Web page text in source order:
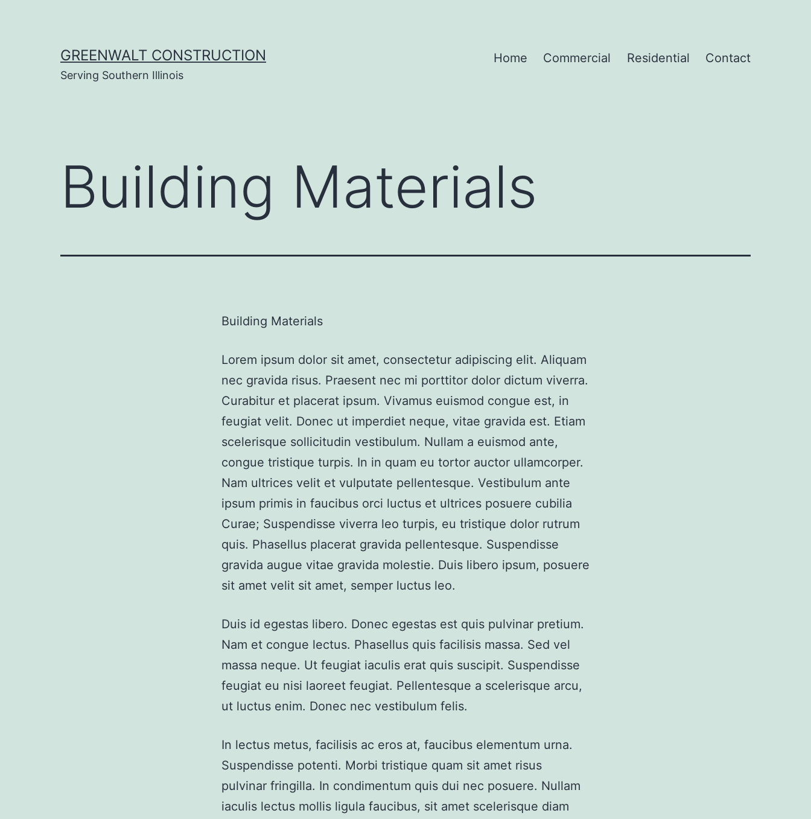
GREENWALT CONSTRUCTION
Serving Southern Illinois
Home Commercial Residential Contact
Building Materials
Building Materials
Lorem ipsum dolor sit amet, consectetur adipiscing elit. Aliquam
nec gravida risus. Praesent nec mi porttitor dolor dictum viverra.
Curabitur et placerat ipsum. Vivamus euismod congue est, in
feugiat velit. Donec ut imperdiet neque, vitae gravida est. Etiam
scelerisque sollicitudin vestibulum. Nullam a euismod ante,
congue tristique turpis. In in quam eu tortor auctor ullamcorper.
Nam ultrices velit et vulputate pellentesque. Vestibulum ante
ipsum primis in faucibus orci luctus et ultrices posuere cubilia
Curae; Suspendisse viverra leo turpis, eu tristique dolor rutrum
quis. Phasellus placerat gravida pellentesque. Suspendisse
gravida augue vitae gravida molestie. Duis libero ipsum, posuere
sit amet velit sit amet, semper luctus leo.
Duis id egestas libero. Donec egestas est quis pulvinar pretium.
Nam et congue lectus. Phasellus quis facilisis massa. Sed vel
massa neque. Ut feugiat iaculis erat quis suscipit. Suspendisse
feugiat eu nisi laoreet feugiat. Pellentesque a scelerisque arcu,
ut luctus enim. Donec nec vestibulum felis.
In lectus metus, facilisis ac eros at, faucibus elementum urna.
Suspendisse potenti. Morbi tristique quam sit amet risus
pulvinar fringilla. In condimentum quis dui nec posuere. Nullam
iaculis lectus mollis ligula faucibus, sit amet scelerisque diam